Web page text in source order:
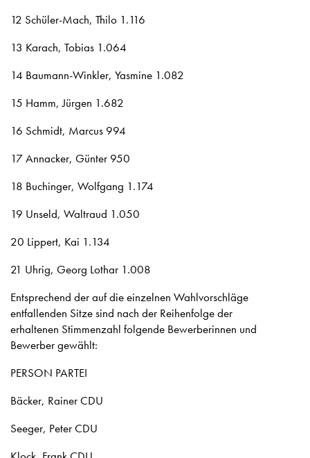
12 Schüler-Mach, Thilo 1.116
13 Karach, Tobias 1.064
14 Baumann-Winkler, Yasmine 1.082
15 Hamm, Jürgen 1.682
16 Schmidt, Marcus 994
17 Annacker, Günter 950
18 Buchinger, Wolfgang 1.174
19 Unseld, Waltraud 1.050
20 Lippert, Kai 1.134
21 Uhrig, Georg Lothar 1.008
Entsprechend der auf die einzelnen Wahlvorschläge
entfallenden Sitze sind nach der Reihenfolge der
erhaltenen Stimmenzahl folgende Bewerberinnen und
Bewerber gewählt:
PERSON PARTEI
Bäcker, Rainer CDU
Seeger, Peter CDU